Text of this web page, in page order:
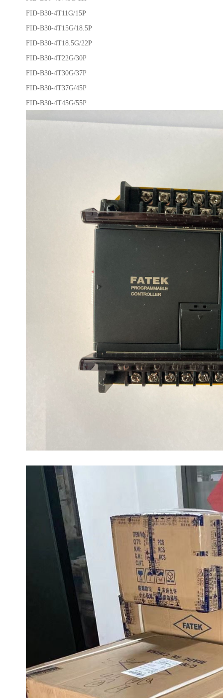
FID-B30-4T11G/15P
FID-B30-4T15G/18.5P
FID-B30-4T18.5G/22P
FID-B30-4T22G/30P
FID-B30-4T30G/37P
FID-B30-4T37G/45P
FID-B30-4T45G/55P